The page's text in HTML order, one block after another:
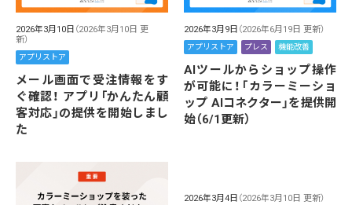
2026年3月10日 （2026年3月10日 更
新）
アプリストア
メール画面で受注情報をす
ぐ確認！ アプリ「かんたん顧
客対応」の提供を開始しまし
た
2026年3月9日 （2026年6月19日 更新）
アプリストア プレス 機能改善
AIツールからショップ操作
が可能に！「カラーミーショ
ップ AIコネクター」を提供開
始（6/1更新）
2026年3月4日 （2026年3月10日 更新）